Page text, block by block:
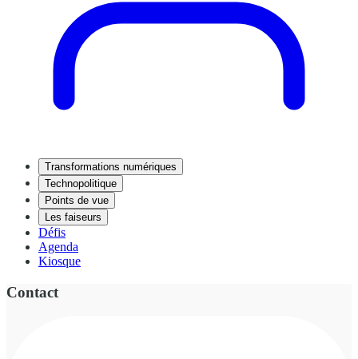
Transformations numériques
Technopolitique
Points de vue
Les faiseurs
Défis
Agenda
Kiosque
Contact